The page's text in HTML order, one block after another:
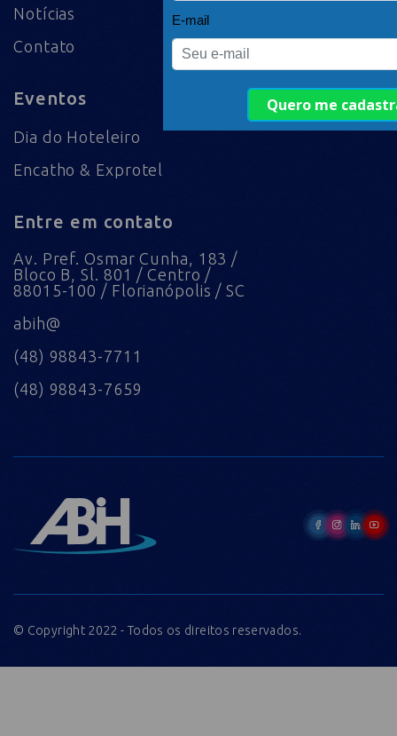
Notícias
Contato
Eventos
Dia do Hoteleiro
Encatho & Exprotel
Entre em contato
Av. Pref. Osmar Cunha, 183 /
Bloco B, Sl. 801 / Centro /
88015-100 / Florianópolis / SC
abih@
(48) 98843-7711
(48) 98843-7659
© Copyright 2022 - Todos os direitos reservados.